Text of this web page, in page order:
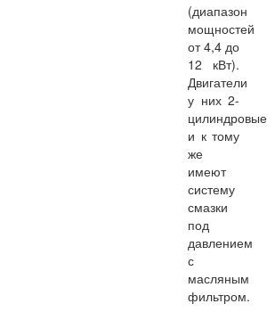
(диапазон
мощностей
от 4,4 до
12 кВт).
Двигатели
у них 2-
цилиндровые
и к тому
же
имеют
систему
смазки
под
давлением
с
масляным
фильтром.